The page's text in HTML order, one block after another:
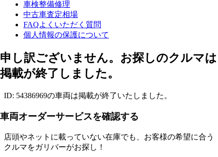
車検整備修理
中古車査定相場
FAQよくいただく質問
個人情報の保護について
申し訳ございません。お探しのクルマは
掲載が終了しました。
ID: 54386969の車両は掲載が終了いたしました。
車両オーダーサービスを確認する
店頭やネットに載っていない在庫でも、お客様の希望に合う
クルマをガリバーがお探し！